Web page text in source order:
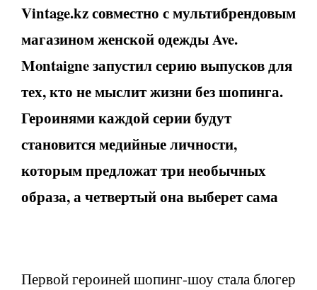
Vintage.kzсовместно с мультибрендовым
магазином женской одеждыAve.
Montaigne запустилсерию выпусков для
тех, кто не мыслит жизни без шопинга.
Героинями каждой серии будут
становится медийные личности,
которым предложат три необычных
образа, а четвертый она выберет сама
Первой героиней шопинг-шоу стала блогер